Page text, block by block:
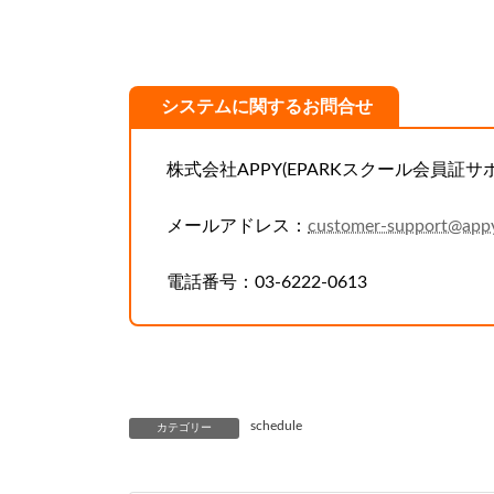
システムに関するお問合せ
株式会社APPY(EPARKスクール会員証サ
メールアドレス： customer-
電話番号：03-6222-0613
カテゴリー schedule